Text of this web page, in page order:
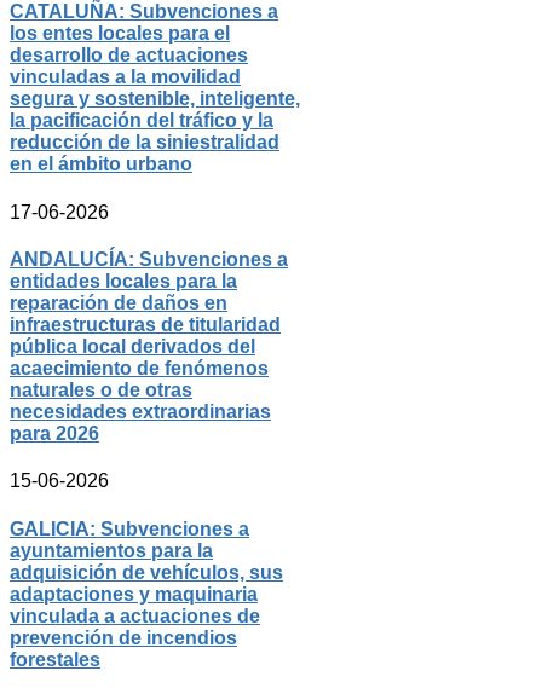
CATALUÑA: Subvenciones a
los entes locales para el
desarrollo de actuaciones
vinculadas a la movilidad
segura y sostenible, inteligente,
la pacificación del tráfico y la
reducción de la siniestralidad
en el ámbito urbano
17-06-2026
ANDALUCÍA: Subvenciones a
entidades locales para la
reparación de daños en
infraestructuras de titularidad
pública local derivados del
acaecimiento de fenómenos
naturales o de otras
necesidades extraordinarias
para 2026
15-06-2026
GALICIA: Subvenciones a
ayuntamientos para la
adquisición de vehículos, sus
adaptaciones y maquinaria
vinculada a actuaciones de
prevención de incendios
forestales